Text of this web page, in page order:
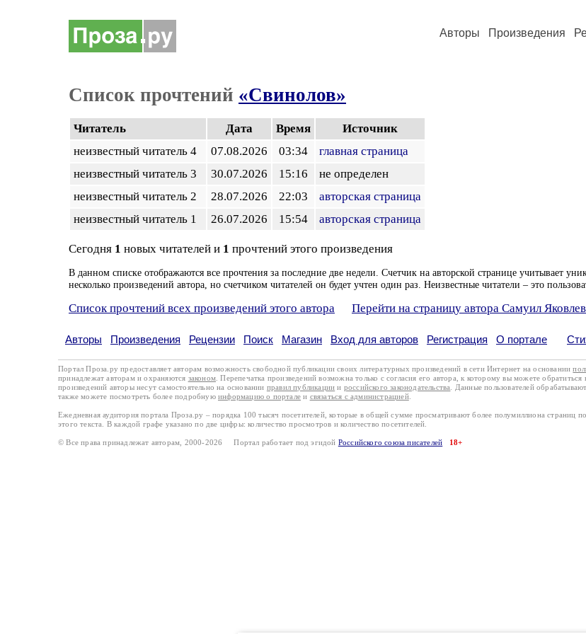
Авторы Произведения
Список прочтений «Свинолов»
Читатель Дата Время
Источник
неизвестный читатель 4
07.08.2026 03:34
главная страница
неизвестный читатель 3
30.07.2026 15:16
не определен
неизвестный читатель 2
28.07.2026 22:03
авторская страница
неизвестный читатель 1
26.07.2026 15:54 авторская страница
Сегодня 1 новых читателей и 1 прочтений этого произведения
В данном списке отображаются все прочтения за последние две недели. Счетчик на авторской странице учитывает
несколько произведений автора, но счетчиком читателей он будет учтен один раз. Неизвестные читатели – это
Список прочтений всех произведений этого автора Перейти на страницу автора Самуил
Авторы Произведения Рецензии Поиск Магазин Вход для авторов Регистрация О портале
Портал Проза.ру предоставляет авторам возможность свободной публикации своих литературных произведений в сети Интернет на основании
принадлежат авторам и охраняются законом . Перепечатка произведений возможна только с согласия его автора, к которому вы можете обратиться
произведений авторы несут самостоятельно на основании правил публикации и российского законодательства . Данные пользователей
также можете посмотреть более подробную информацию о портале и связаться с администрацией.
Ежедневная аудитория портала Проза.ру – порядка 100 тысяч посетителей, которые в общей сумме просматривают более полумиллиона страниц
этого текста. В каждой графе указано по две цифры: количество просмотров и количество посетителей.
© Все права принадлежат авторам, 2000-2026 Портал работает под эгидой Российского союза писателей 18+